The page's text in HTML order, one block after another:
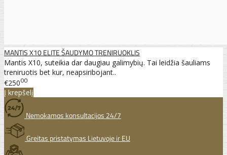
MANTIS X10 ELITE ŠAUDYMO TRENIRUOKLIS
Mantis X10, suteikia dar daugiau galimybių. Tai leidžia šauliams
treniruotis bet kur, neapsiribojant..
€25000
Į krepšelį
Nemokamos konsultacijos 24/7
Greitas pristatymas Lietuvoje ir EU